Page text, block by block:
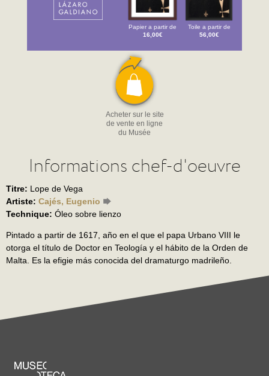
Papier a partir de
16,00€
Toile a partir de
56,00€
Acheter sur le site
de vente en ligne
du Musée
Informations chef-d'oeuvre
Titre: Lope de Vega
Artiste: Cajés, Eugenio
Technique: Óleo sobre lienzo
Pintado a partir de 1617, año en el que el papa Urbano VIII le
otorga el título de Doctor en Teología y el hábito de la Orden de
Malta. Es la efigie más conocida del dramaturgo madrileño.